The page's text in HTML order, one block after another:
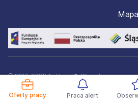
Oferty pracy Praca alert
© 2012-2026 Aplikuj.pl®. Wszelkie prawa